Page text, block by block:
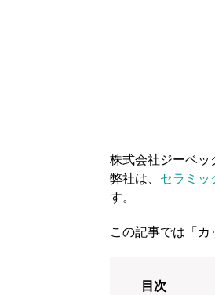
株式会社ジーベッ
弊社は、 セラミッ
す。
この記事では「カ
目次